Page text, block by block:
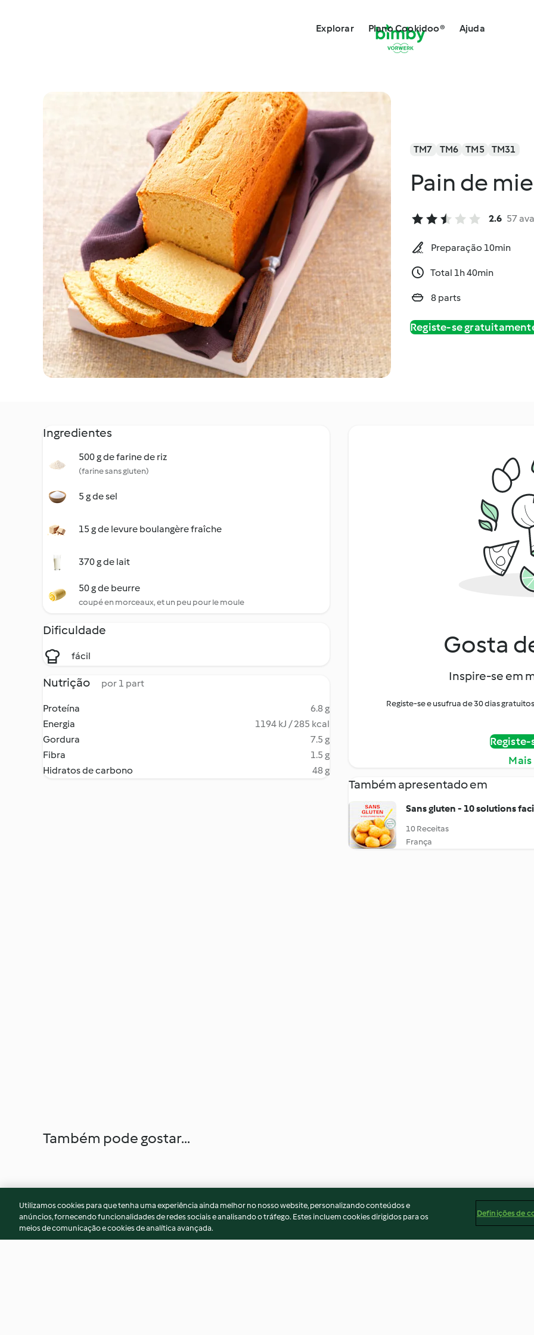
Explorar Plano Cookidoo® Ajuda
TM7 TM6 TM5 TM31
Pain de
2.6 57
Preparação 10min
Total 1h 40min
8 parts
Registe-se
Ingredientes
500 g de farine de riz
(farine sans gluten)
5 g de sel
15 g de levure boulangère fraîche
370 g de lait
50 g de beurre
coupé en morceaux, et un peu pour le moule
Dificuldade
fácil
Nutrição por 1 part
Proteína
6.8 g
Energia
1194 kJ / 285 kcal
Gordura
7.5 g
Fibra
1.5 g
Hidratos de carbono
48 g
Gosta
Inspire-se em
Registe-se e usufrua de 30 dias
Também apresentado em
Sans gluten - 10 solutions
10 Receitas
França
Também pode gostar...
Utilizamos cookies para que tenha uma experiência ainda melhor no nosso website, personalizando conteúdos e
anúncios, fornecendo funcionalidades de redes sociais e analisando o tráfego. Estes incluem cookies dirigidos para os
meios de comunicação e cookies de analítica avançada.
Definições de